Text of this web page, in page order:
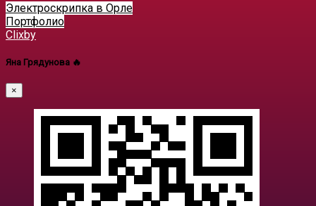
Электроскрипка в Орле
Портфолио
Clixby
Яна Грядунова 🔥
×